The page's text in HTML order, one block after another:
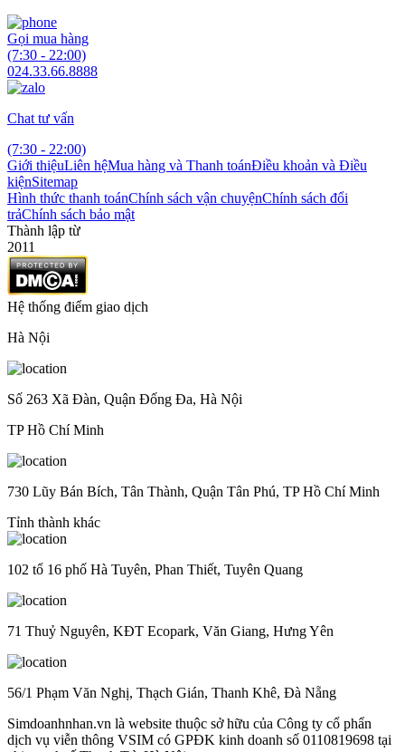
Gọi mua hàng
(7:30 - 22:00)
024.33.66.8888
Chat tư vấn
(7:30 - 22:00)
Giới thiệuLiên hệMua hàng và Thanh toánĐiều khoản và Điều
kiệnSitemap
Hình thức thanh toánChính sách vận chuyệnChính sách đổi
trảChính sách bảo mật
Thành lập từ
2011
Hệ thống điểm giao dịch
Hà Nội
Số 263 Xã Đàn, Quận Đống Đa, Hà Nội
TP Hồ Chí Minh
730 Lũy Bán Bích, Tân Thành, Quận Tân Phú, TP Hồ Chí Minh
Tỉnh thành khác
102 tổ 16 phố Hà Tuyên, Phan Thiết, Tuyên Quang
71 Thuỷ Nguyên, KĐT Ecopark, Văn Giang, Hưng Yên
56/1 Phạm Văn Nghị, Thạch Gián, Thanh Khê, Đà Nẵng
Simdoanhnhan.vn là website thuộc sở hữu của Công ty cổ phẩn
dịch vụ viễn thông VSIM có GPĐK kinh doanh số 0110819698 tại